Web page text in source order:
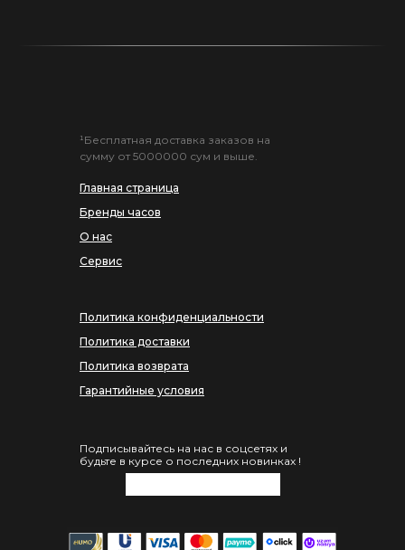
Подписывайтесь на нас в соцсетях и
будьте в курсе о последних новинках !
Главная страница
Бренды часов
О нас
Сервис
¹Бесплатная доставка заказов на
сумму от 5000000 сум и выше.
Политика конфиденциальности
Политика доставки
Политика возврата
Гарантийные условия